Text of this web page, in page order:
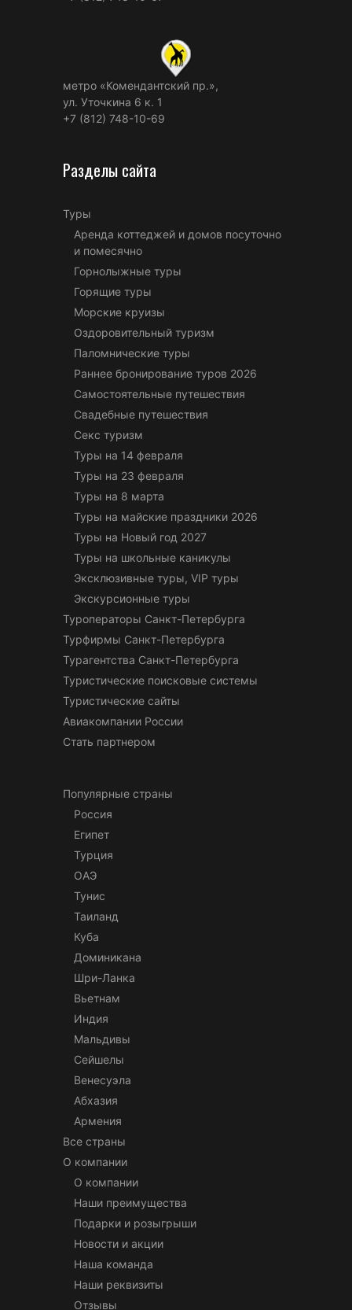
метро «Комендантский пр.»,
ул. Уточкина 6 к. 1
+7 (812) 748-10-69
Разделы сайта
Туры
Аренда коттеджей и домов посуточно
и помесячно
Горнолыжные туры
Горящие туры
Морские круизы
Оздоровительный туризм
Паломнические туры
Раннее бронирование туров 2026
Самостоятельные путешествия
Свадебные путешествия
Секс туризм
Туры на 14 февраля
Туры на 23 февраля
Туры на 8 марта
Туры на майские праздники 2026
Туры на Новый год 2027
Туры на школьные каникулы
Эксклюзивные туры, VIP туры
Экскурсионные туры
Туроператоры Санкт-Петербурга
Турфирмы Санкт-Петербурга
Турагентства Санкт-Петербурга
Туристические поисковые системы
Туристические сайты
Авиакомпании России
Стать партнером
Популярные страны
Россия
Египет
Турция
ОАЭ
Тунис
Таиланд
Куба
Доминикана
Шри-Ланка
Вьетнам
Индия
Мальдивы
Сейшелы
Венесуэла
Абхазия
Армения
Все страны
О компании
О компании
Наши преимущества
Подарки и розыгрыши
Новости и акции
Наша команда
Наши реквизиты
Отзывы